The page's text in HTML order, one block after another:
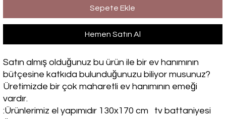
Sepete Ekle
Hemen Satın Al
Satın almış olduğunuz bu ürün ile bir ev hanımının
bütçesine katkıda bulunduğunuzu biliyor musunuz?
Üretimizde bir çok maharetli ev hanımının emeği
vardır.
:Ürünlerimiz el yapımıdır 130x170 cm tv battaniyesi